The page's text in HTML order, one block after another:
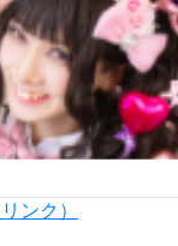
ンク）